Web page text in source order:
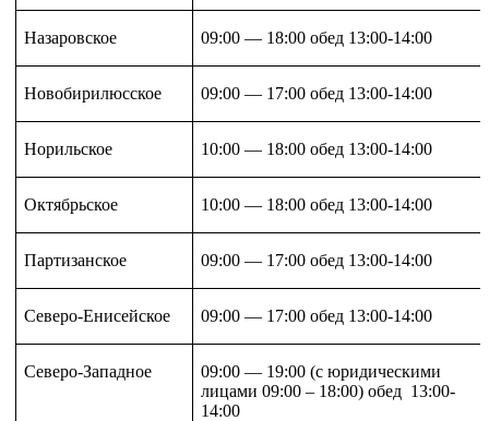
Назаровское 09:00 — 18:00 обед 13:00-14:00
Новобирилюсское 09:00 — 17:00 обед 13:00-14:00
Норильское 10:00 — 18:00 обед 13:00-14:00
Октябрьское 10:00 — 18:00 обед 13:00-14:00
Партизанское 09:00 — 17:00 обед 13:00-14:00
Северо-Енисейское 09:00 — 17:00 обед 13:00-14:00
Северо-Западное
09:00 — 19:00 (с юридическими
лицами 09:00 – 18:00) обед 13:00-
14:00